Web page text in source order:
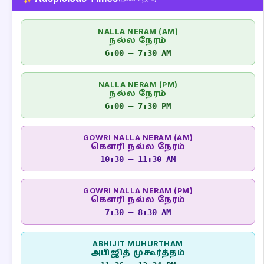
NALLA NERAM (AM)
நல்ல நேரம்
6:00 – 7:30 AM
NALLA NERAM (PM)
நல்ல நேரம்
6:00 – 7:30 PM
GOWRI NALLA NERAM (AM)
கௌரி நல்ல நேரம்
10:30 – 11:30 AM
GOWRI NALLA NERAM (PM)
கௌரி நல்ல நேரம்
7:30 – 8:30 AM
ABHIJIT MUHURTHAM
அபிஜித் முகூர்த்தம்